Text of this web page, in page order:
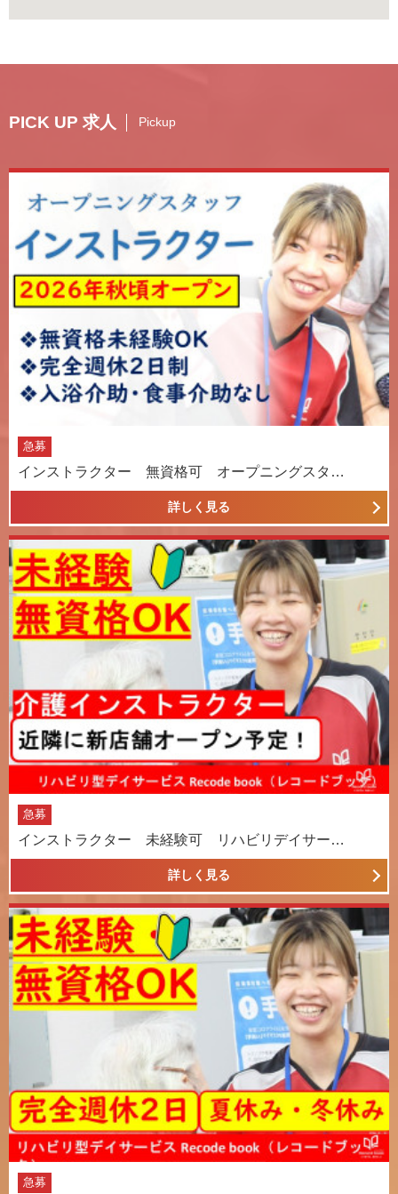
PICK UP 求人 Pickup
急募
インストラクター 無資格可 オープニングスタ…
詳しく見る
急募
インストラクター 未経験可 リハビリデイサー…
詳しく見る
急募